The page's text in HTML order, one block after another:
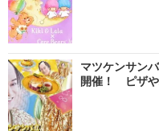
マツケンサン
開催！ ピザや